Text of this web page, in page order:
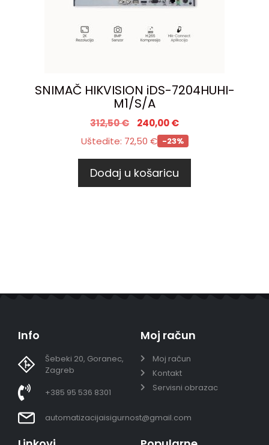
SNIMAČ HIKVISION iDS-7204HUHI-
M1/S/A
312,50€ 240,00€
Uštedite: 72,50 € -23%
Dodaj u košaricu
Info
Šebeki 20, Goranec,
Zagreb
+385 95 536 8301
automatizacijaisigurnost@gmail.com
Moj račun
Moj račun
Kontakt
Servisni obrazac